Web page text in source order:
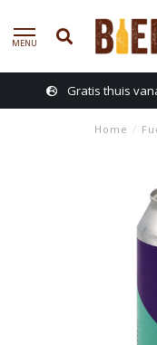
MENU
Gratis thuis
Home /